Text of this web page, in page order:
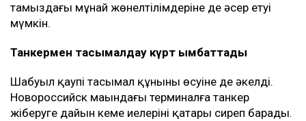
тамыздағы мұнай жөнелтілімдеріне де әсер етуі
мүмкін.
Танкермен тасымалдау күрт қымбаттады
Шабуыл қаупі тасымал құнының өсуіне де әкелді.
Новороссийск маңындағы терминалға танкер
жіберуге дайын кеме иелерінің қатары сиреп барады.